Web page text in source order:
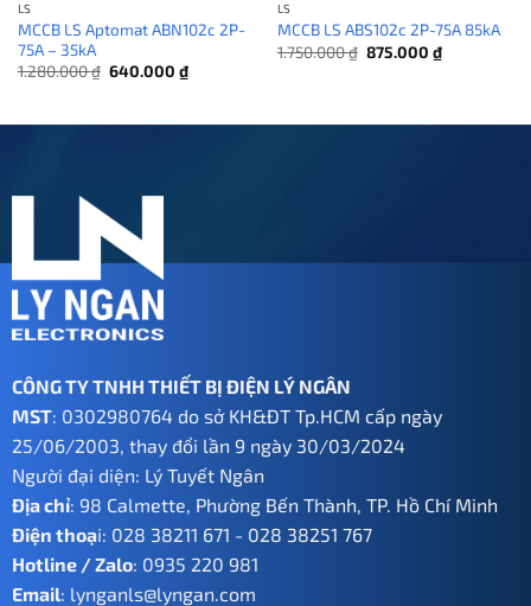
LS
MCCB LS Aptomat ABN102c 2P-
75A – 35kA
1.280.000₫ Giá
gốc
640.000 ₫Giá
hiện
640.000 ₫.
LS
MCCB LS ABS102c 2P-75A 85kA
1.750.000₫ Giá
gốc
875.000 ₫Giá
hiện
CÔNG TY TNHH THIẾT BỊ ĐIỆN LÝ NGÂN
MST: 0302980764 do sở KH&ĐT Tp.HCM cấp ngày
25/06/2003, thay đổi lần 9 ngày 30/03/2024
Người đại diện: Lý Tuyết Ngân
Địa chỉ: 98 Calmette, Phường Bến Thành, TP. Hồ Chí Minh
Điện thoại: 028 38211 671 - 028 38251 767
Hotline / Zalo: 0935 220 981
Email: lynganls@lyngan.com